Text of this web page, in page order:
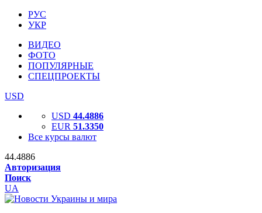
РУС
УКР
ВИДЕО
ФОТО
ПОПУЛЯРНЫЕ
СПЕЦПРОЕКТЫ
USD
USD 44.4886
EUR 51.3350
Все курсы валют
44.4886
Авторизация
Поиск
UA